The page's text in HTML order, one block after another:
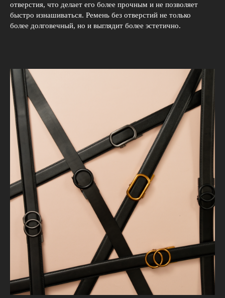
отверстия, что делает его более прочным и не позволяет
быстро изнашиваться. Ремень без отверстий не только
более долговечный, но и выглядит более эстетично.